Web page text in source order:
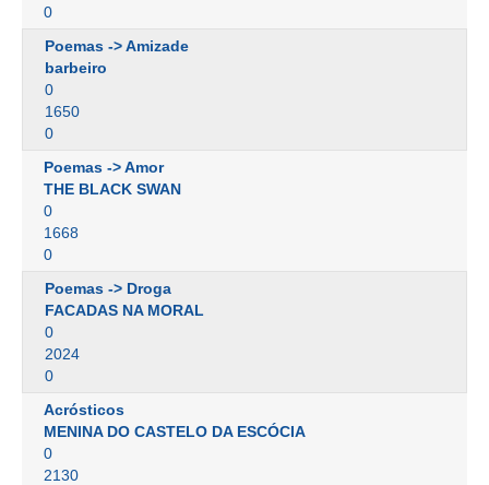
0
Poemas -> Amizade
barbeiro
0
1650
0
Poemas -> Amor
THE BLACK SWAN
0
1668
0
Poemas -> Droga
FACADAS NA MORAL
0
2024
0
Acrósticos
MENINA DO CASTELO DA ESCÓCIA
0
2130